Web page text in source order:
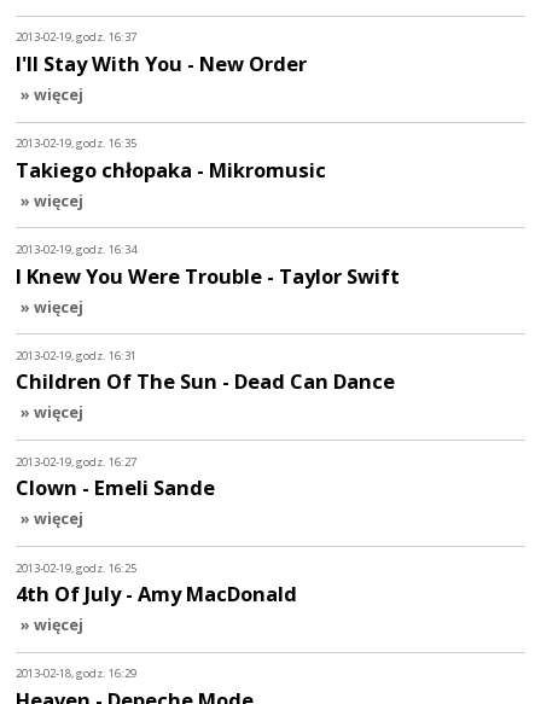
2013-02-19, godz. 16:37
I'll Stay With You - New Order
» więcej
2013-02-19, godz. 16:35
Takiego chłopaka - Mikromusic
» więcej
2013-02-19, godz. 16:34
I Knew You Were Trouble - Taylor Swift
» więcej
2013-02-19, godz. 16:31
Children Of The Sun - Dead Can Dance
» więcej
2013-02-19, godz. 16:27
Clown - Emeli Sande
» więcej
2013-02-19, godz. 16:25
4th Of July - Amy MacDonald
» więcej
2013-02-18, godz. 16:29